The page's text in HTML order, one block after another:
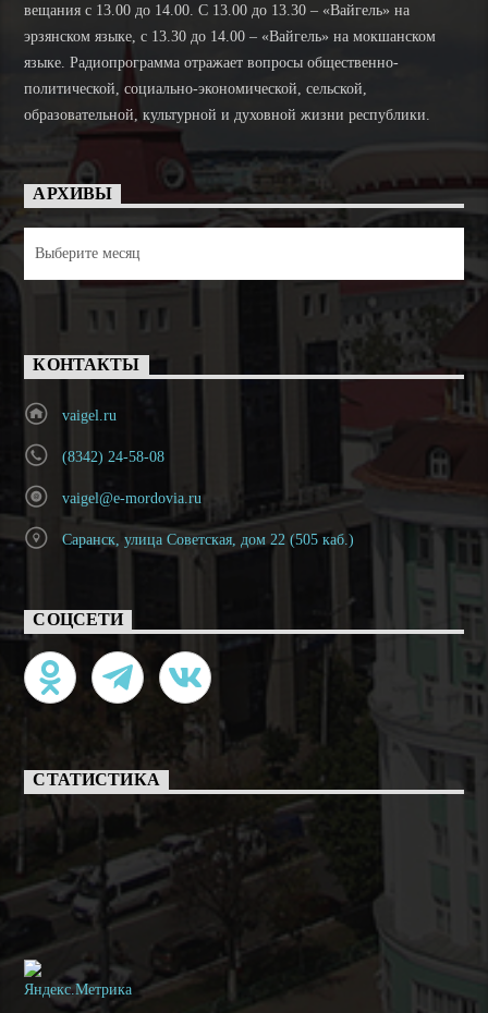
вещания с 13.00 до 14.00. C 13.00 до 13.30 – «Вайгель» на
эрзянском языке, с 13.30 до 14.00 – «Вайгель» на мокшанском
языке. Радиопрограмма отражает вопросы общественно-
политической, социально-экономической, сельской,
образовательной, культурной и духовной жизни республики.
АРХИВЫ
КОНТАКТЫ
vaigel.ru
(8342) 24-58-08
vaigel@e-mordovia.ru
Саранск, улица Советская, дом 22 (505 каб.)
СОЦСЕТИ
СТАТИСТИКА